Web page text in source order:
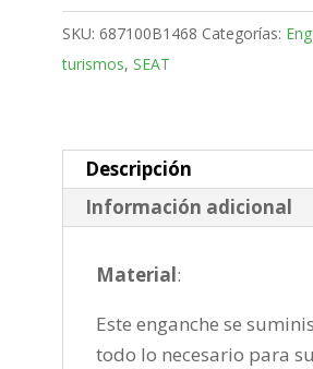
Puertas
Bola
desmontable
2020-
cantidad
SKU: 687100B1468 Categorías:
turismos, SEAT
Descripción
Información adicional
Material:
Este enganche se
todo lo necesario para su